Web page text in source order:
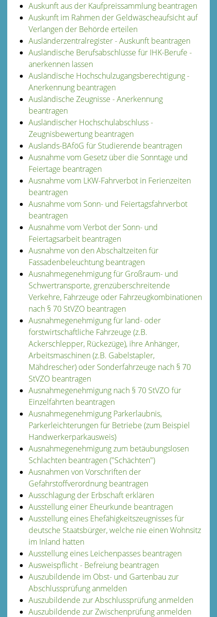
Auskunft aus der Kaufpreissammlung beantragen
Auskunft im Rahmen der Geldwäscheaufsicht auf
Verlangen der Behörde erteilen
Ausländerzentralregister - Auskunft beantragen
Ausländische Berufsabschlüsse für IHK-Berufe -
anerkennen lassen
Ausländische Hochschulzugangsberechtigung -
Anerkennung beantragen
Ausländische Zeugnisse - Anerkennung
beantragen
Ausländischer Hochschulabschluss -
Zeugnisbewertung beantragen
Auslands-BAföG für Studierende beantragen
Ausnahme vom Gesetz über die Sonntage und
Feiertage beantragen
Ausnahme vom LKW-Fahrverbot in Ferienzeiten
beantragen
Ausnahme vom Sonn- und Feiertagsfahrverbot
beantragen
Ausnahme vom Verbot der Sonn- und
Feiertagsarbeit beantragen
Ausnahme von den Abschaltzeiten für
Fassadenbeleuchtung beantragen
Ausnahmegenehmigung für Großraum- und
Schwertransporte, grenzüberschreitende
Verkehre, Fahrzeuge oder Fahrzeugkombinationen
nach § 70 StVZO beantragen
Ausnahmegenehmigung für land- oder
forstwirtschaftliche Fahrzeuge (z.B.
Ackerschlepper, Rückezüge), ihre Anhänger,
Arbeitsmaschinen (z.B. Gabelstapler,
Mähdrescher) oder Sonderfahrzeuge nach § 70
StVZO beantragen
Ausnahmegenehmigung nach § 70 StVZO für
Einzelfahrten beantragen
Ausnahmegenehmigung Parkerlaubnis,
Parkerleichterungen für Betriebe (zum Beispiel
Handwerkerparkausweis)
Ausnahmegenehmigung zum betäubungslosen
Schlachten beantragen ("Schächten")
Ausnahmen von Vorschriften der
Gefahrstoffverordnung beantragen
Ausschlagung der Erbschaft erklären
Ausstellung einer Eheurkunde beantragen
Ausstellung eines Ehefähigkeitszeugnisses für
deutsche Staatsbürger, welche nie einen Wohnsitz
im Inland hatten
Ausstellung eines Leichenpasses beantragen
Ausweispflicht - Befreiung beantragen
Auszubildende im Obst- und Gartenbau zur
Abschlussprüfung anmelden
Auszubildende zur Abschlussprüfung anmelden
Auszubildende zur Zwischenprüfung anmelden